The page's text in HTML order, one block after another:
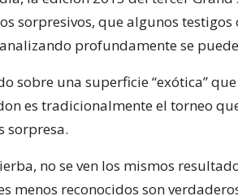
sorpresivos, que algunos
profundamente se
sobre una superficie “exótica”
es tradicionalmente el torneo
sorpresa.
no se ven los mismos
menos reconocidos son